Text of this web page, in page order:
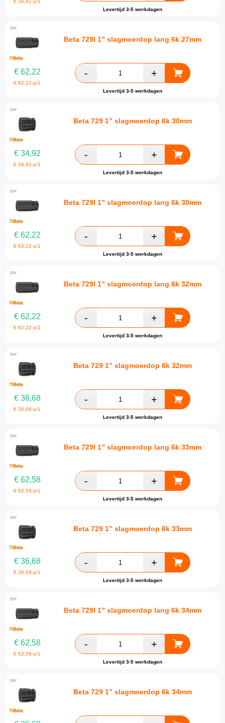
Levertijd 3-5 werkdagen
Beta 729l 1” slagmoerdop lang 6k 27mm
€62,22
€62,22 p/1
Levertijd 3-5 werkdagen
Beta 729 1” slagmoerdop 6k 30mm
€34,92
€34,92 p/1
Levertijd 3-5 werkdagen
Beta 729l 1” slagmoerdop lang 6k 30mm
€62,22
€62,22 p/1
Levertijd 3-5 werkdagen
Beta 729l 1” slagmoerdop lang 6k 32mm
€62,22
€62,22 p/1
Levertijd 3-5 werkdagen
Beta 729 1” slagmoerdop 6k 32mm
€36,68
€36,68 p/1
Levertijd 3-5 werkdagen
Beta 729l 1” slagmoerdop lang 6k 33mm
€62,58
€62,58 p/1
Levertijd 3-5 werkdagen
Beta 729 1” slagmoerdop 6k 33mm
€36,68
€36,68 p/1
Levertijd 3-5 werkdagen
Beta 729l 1” slagmoerdop lang 6k 34mm
€62,58
€62,58 p/1
Levertijd 3-5 werkdagen
Beta 729 1” slagmoerdop 6k 34mm